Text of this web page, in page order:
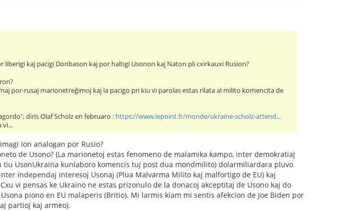
liberigi kaj pacigi Donbason kaj por haltigi Usonon kaj Naton pli cxirkauxi Rusion?
por-rusaj marionetreĝimoj kaj la pacigo pri kiu vi parolas estas rilata al milito komencita de
diris Olaf Scholz en februaro : https://www.lepoint.fr/monde/ukraine-scholz-attend...
vi...
ion analogan por Rusio?
de Usono? (La marionetoj estas fenomeno de malamika kampo, inter demokratiaj
UsonUkraina kunlaboro komencis tuj post dua mondmilito) dolarmiliardara pluvo
independaj interesoj Usonaj (Plua Malvarma Milito kaj malfortigo de EU) kaj
vi pensas ke Ukraino ne estas prizonulo de la donacoj akceptitaj de Usono kaj do
piono en EU malaperis (Britio). Mi larmis kiam mi sentis afekcion de Joe Biden por
partioj kaj armeo).